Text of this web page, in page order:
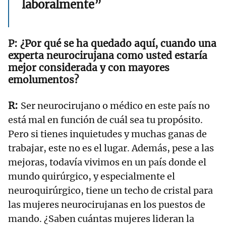
laboralmente”
¿Por qué se ha quedado aquí, cuando una
experta neurocirujana como usted estaría
mejor considerada y con mayores
emolumentos?
Ser neurocirujano o médico en este país no
está mal en función de cuál sea tu propósito.
Pero si tienes inquietudes y muchas ganas de
trabajar, este no es el lugar. Además, pese a las
mejoras, todavía vivimos en un país donde el
mundo quirúrgico, y especialmente el
neuroquirúrgico, tiene un techo de cristal para
las mujeres neurocirujanas en los puestos de
mando. ¿Saben cuántas mujeres lideran la